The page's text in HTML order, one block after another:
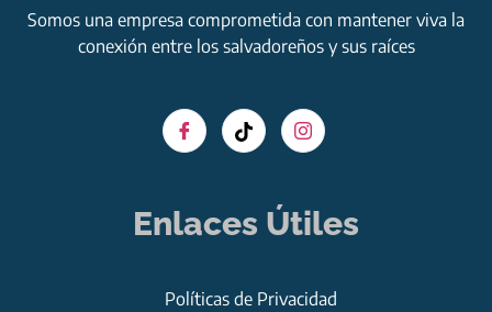
Somos una empresa comprometida con mantener viva la
conexión entre los salvadoreños y sus raíces
Enlaces Útiles
Políticas de Privacidad